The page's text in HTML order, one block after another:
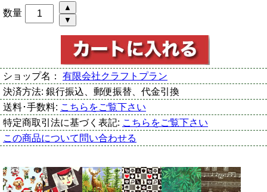
数量
ショップ名： 有限会社クラフトプラン
決済方法: 銀行振込、郵便振替、代金引換
送料･手数料: こちらをご覧下さい
特定商取引法に基づく表記: こちらをご覧下さい
この商品について問い合わせる